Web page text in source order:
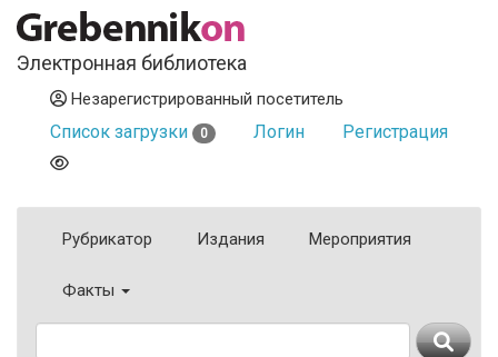
Электронная библиотека
Незарегистрированный посетитель
Список загрузки 0 Логин Регистрация
Рубрикатор Издания Мероприятия
Факты